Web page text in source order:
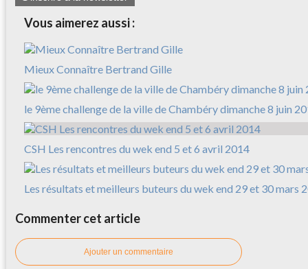
Vous aimerez aussi :
Mieux Connaître Bertrand Gille
le 9ème challenge de la ville de Chambéry dimanche 8 juin
CSH Les rencontres du wek end 5 et 6 avril 2014
Les résultats et meilleurs buteurs du wek end 29 et 30 mars
Commenter cet article
Ajouter un commentaire